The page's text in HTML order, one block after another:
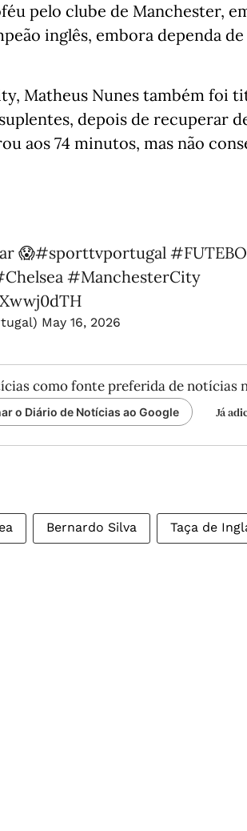
pelo clube de Manchester,
inglês, embora dependa
Matheus Nunes também foi
depois de recuperar
aos 74 minutos, mas não
😱#sporttvportugal
#ManchesterCity
May 16, 2026
como fonte preferida de notícias
o Diário de Notícias ao Google Já
Bernardo Silva Taça de